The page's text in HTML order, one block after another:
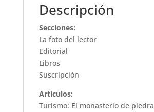
Descripción
Secciones:
La foto del lector
Editorial
Libros
Suscripción
Artículos:
Turismo: El monasterio de piedra